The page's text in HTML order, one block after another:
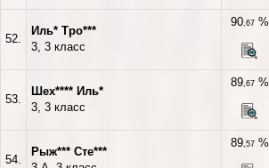
52.
Иль* Тро***
3, 3 класс
90,67%
53.
Шех**** Иль*
3, 3 класс
89,67%
54.
Рыж*** Сте***
89,57%